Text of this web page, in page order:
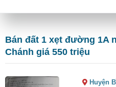
Bán đất 1 xẹt đường 1A
Chánh giá 550 triệu
Huyện